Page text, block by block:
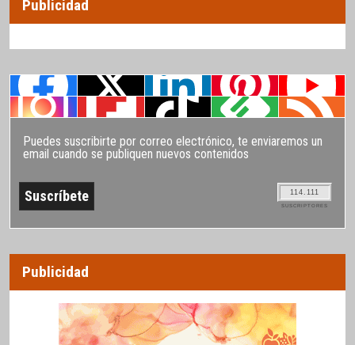
Publicidad
Puedes suscribirte por correo electrónico, te enviaremos un
email cuando se publiquen nuevos contenidos
114.111
SUSCRIPTORES
Publicidad